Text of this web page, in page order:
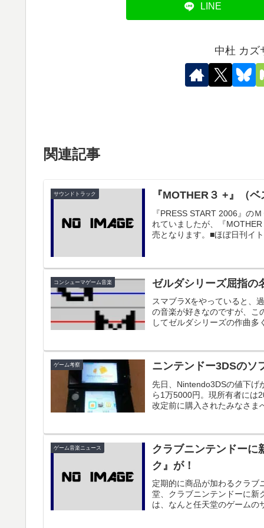
LINE
中杜 カズ
関連記事
サウンドトラック 『MOTHER３ +』（
『PRESS START 2006』の
れていましたが、『
売となります。■ほぼ日刊イ
コンシューマゲーム音楽 ゼルダシリーズ屈指の
スマブラXをやっていると、
の音楽が好きなのですが、こ
してゼルダシリーズの作曲多
ゲーム考察 ニンテンドー3DSのソ
先日、Nintendo3DSの値下げ
ら1万5000円。現所有者には
改定前に購入されたみなさま
ゲーム音楽ニュース
クラブニンテンドー
ク』が！
定期的に商品が加わるクラブ
堂、クラブニンテンドーに新
は、なんと任天堂のゲームの